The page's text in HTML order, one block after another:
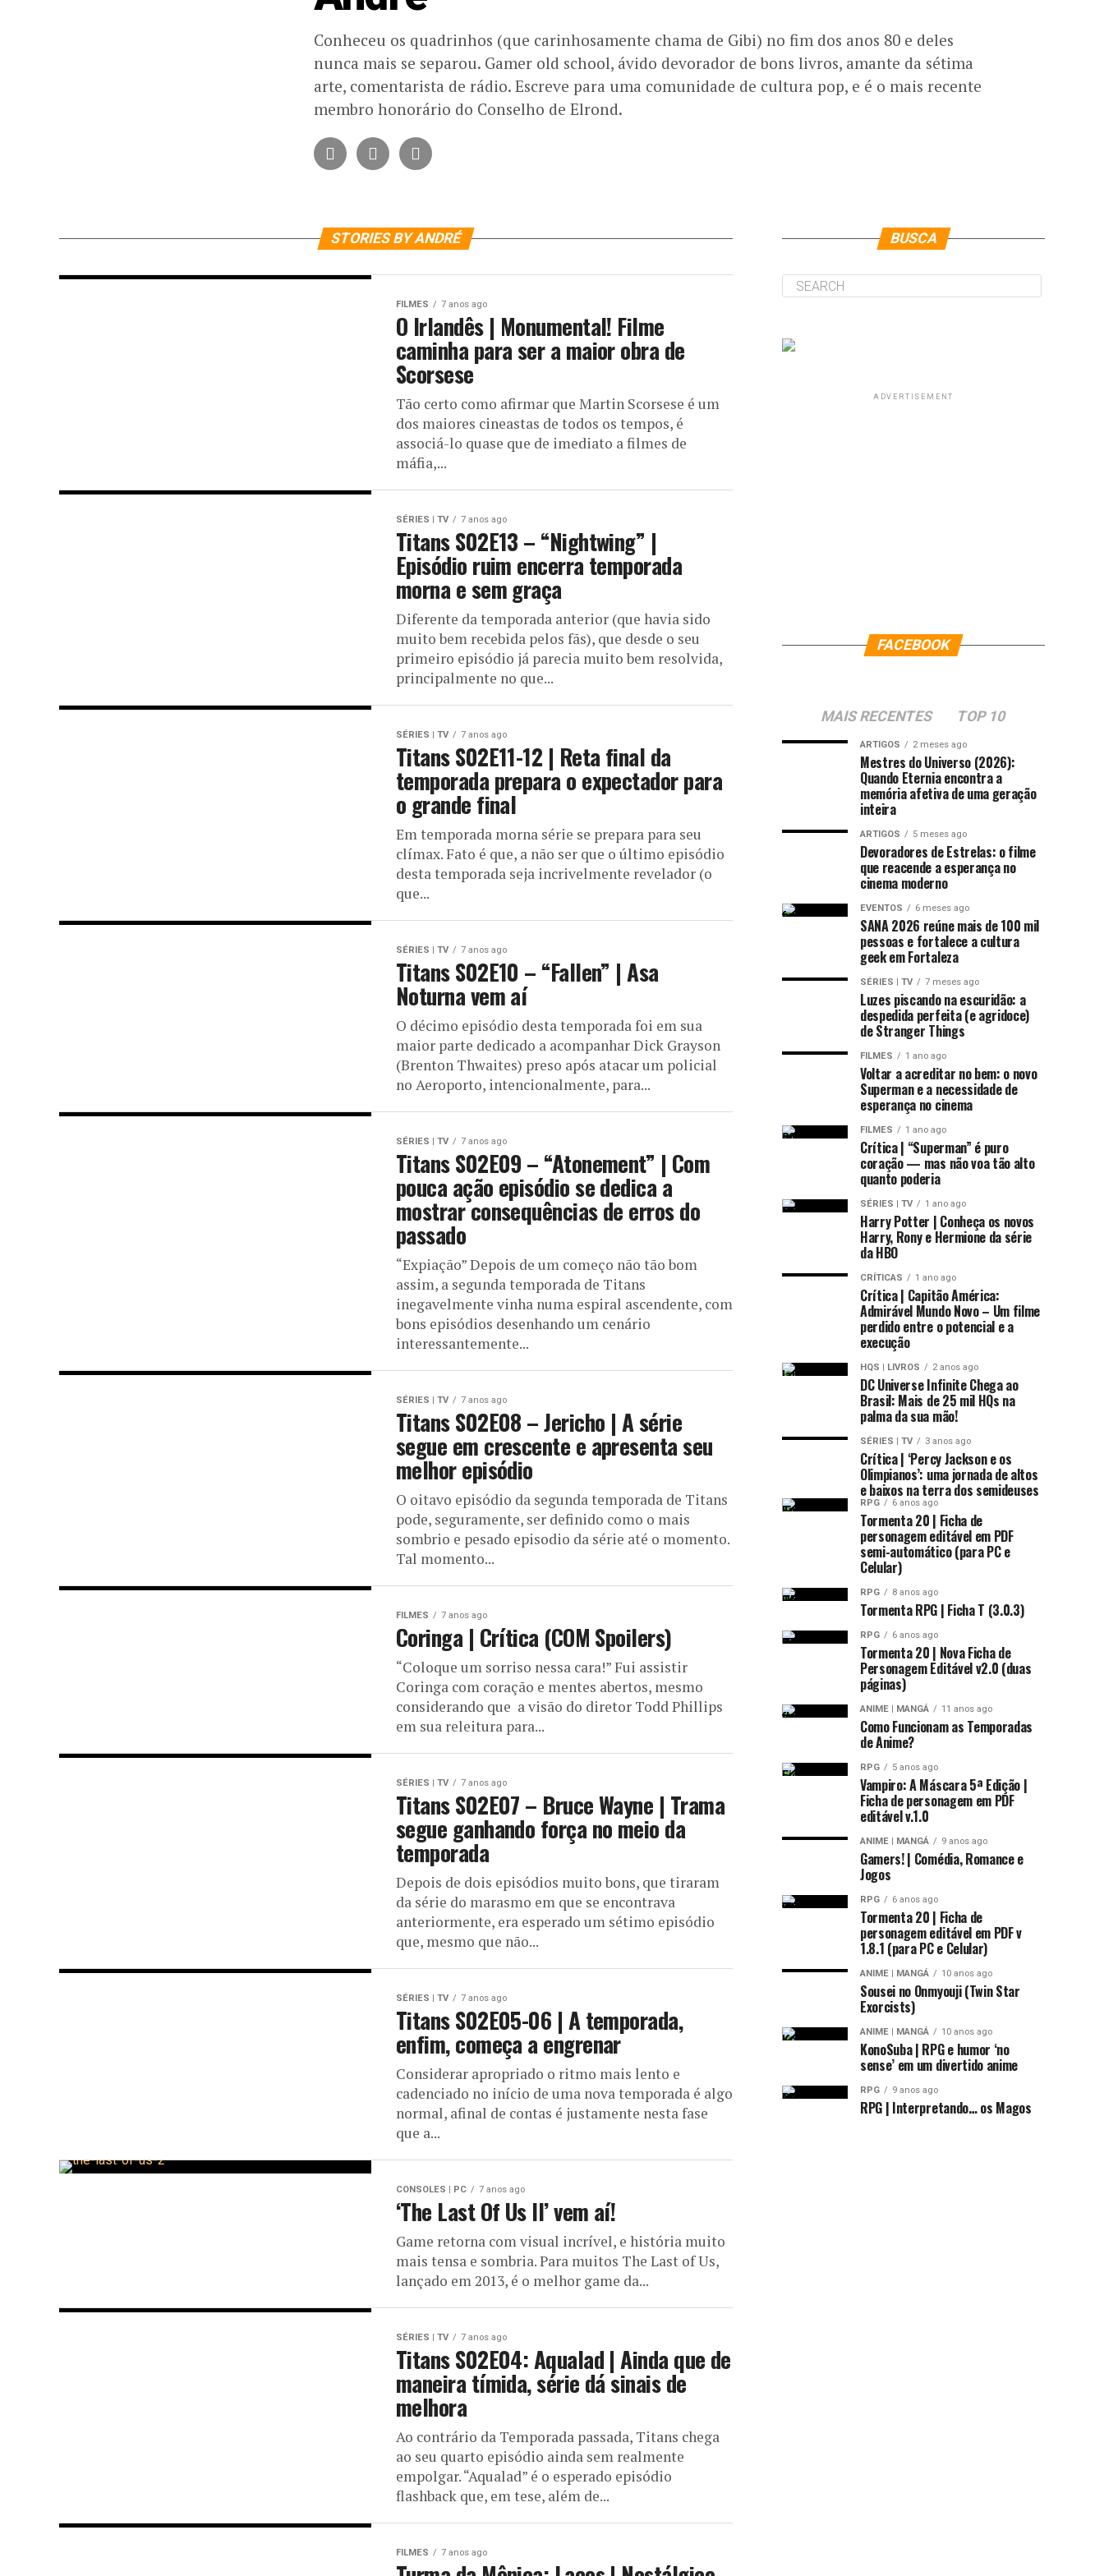
Conheceu os quadrinhos (que carinhosamente chama de Gibi) no fim dos anos 80 e deles
nunca mais se separou. Gamer old school, ávido devorador de bons livros, amante da sétima
arte, comentarista de rádio. Escreve para uma comunidade de cultura pop, e é o mais recente
membro honorário do Conselho de Elrond.
STORIES BY ANDRÉ
FILMES 7 anos ago
O Irlandês | Monumental! Filme
caminha para ser a maior obra de
Scorsese
Tão certo como afirmar que Martin Scorsese é um
dos maiores cineastas de todos os tempos, é
associá-lo quase que de imediato a filmes de
máfia,...
SÉRIES | TV 7 anos ago
Titans S02E13 – “Nightwing” |
Episódio ruim encerra temporada
morna e sem graça
Diferente da temporada anterior (que havia sido
muito bem recebida pelos fãs), que desde o seu
primeiro episódio já parecia muito bem resolvida,
principalmente no que...
SÉRIES | TV 7 anos ago
Titans S02E11-12 | Reta final da
temporada prepara o expectador para
o grande final
Em temporada morna série se prepara para seu
clímax. Fato é que, a não ser que o último episódio
desta temporada seja incrivelmente revelador (o
que...
SÉRIES | TV 7 anos ago
Titans S02E10 – “Fallen” | Asa
Noturna vem aí
O décimo episódio desta temporada foi em sua
maior parte dedicado a acompanhar Dick Grayson
(Brenton Thwaites) preso após atacar um policial
no Aeroporto, intencionalmente, para...
SÉRIES | TV 7 anos ago
Titans S02E09 – “Atonement” | Com
pouca ação episódio se dedica a
mostrar consequências de erros do
passado
“Expiação” Depois de um começo não tão bom
assim, a segunda temporada de Titans
inegavelmente vinha numa espiral ascendente, com
bons episódios desenhando um cenário
interessantemente...
SÉRIES | TV 7 anos ago
Titans S02E08 – Jericho | A série
segue em crescente e apresenta seu
melhor episódio
O oitavo episódio da segunda temporada de Titans
pode, seguramente, ser definido como o mais
sombrio e pesado episodio da série até o momento.
Tal momento...
FILMES 7 anos ago
Coringa | Crítica (COM Spoilers)
“Coloque um sorriso nessa cara!” Fui assistir
Coringa com coração e mentes abertos, mesmo
considerando que a visão do diretor Todd Phillips
em sua releitura para...
SÉRIES | TV 7 anos ago
Titans S02E07 – Bruce Wayne | Trama
segue ganhando força no meio da
temporada
Depois de dois episódios muito bons, que tiraram
da série do marasmo em que se encontrava
anteriormente, era esperado um sétimo episódio
que, mesmo que não...
SÉRIES | TV 7 anos ago
Titans S02E05-06 | A temporada,
enfim, começa a engrenar
Considerar apropriado o ritmo mais lento e
cadenciado no início de uma nova temporada é algo
normal, afinal de contas é justamente nesta fase
que a...
CONSOLES | PC 7 anos ago
‘The Last Of Us II’ vem aí!
Game retorna com visual incrível, e história muito
mais tensa e sombria. Para muitos The Last of Us,
lançado em 2013, é o melhor game da...
SÉRIES | TV 7 anos ago
Titans S02E04: Aqualad | Ainda que de
maneira tímida, série dá sinais de
melhora
Ao contrário da Temporada passada, Titans chega
ao seu quarto episódio ainda sem realmente
empolgar. “Aqualad” é o esperado episódio
flashback que, em tese, além de...
FILMES 7 anos ago
BUSCA
ADVERTISEMENT
FACEBOOK
MAIS RECENTES TOP 10
ARTIGOS 2 meses ago
Mestres do Universo (2026):
Quando Eternia encontra a
memória afetiva de uma geração
inteira
ARTIGOS 5 meses ago
Devoradores de Estrelas: o filme
que reacende a esperança no
cinema moderno
EVENTOS 6 meses ago
SANA 2026 reúne mais de 100 mil
pessoas e fortalece a cultura
geek em Fortaleza
SÉRIES | TV 7 meses ago
Luzes piscando na escuridão: a
despedida perfeita (e agridoce)
de Stranger Things
FILMES 1 ano ago
Voltar a acreditar no bem: o novo
Superman e a necessidade de
esperança no cinema
FILMES 1 ano ago
Crítica | “Superman” é puro
coração — mas não voa tão alto
quanto poderia
SÉRIES | TV 1 ano ago
Harry Potter | Conheça os novos
Harry, Rony e Hermione da série
da HBO
CRÍTICAS 1 ano ago
Crítica | Capitão América:
Admirável Mundo Novo – Um filme
perdido entre o potencial e a
execução
HQS | LIVROS 2 anos ago
DC Universe Infinite Chega ao
Brasil: Mais de 25 mil HQs na
palma da sua mão!
SÉRIES | TV 3 anos ago
Crítica | ‘Percy Jackson e os
Olimpianos’: uma jornada de altos
e baixos na terra dos semideuses
RPG 6 anos ago
Tormenta 20 | Ficha de
personagem editável em PDF
semi-automático (para PC e
Celular)
RPG 8 anos ago
Tormenta RPG | Ficha T (3.0.3)
RPG 6 anos ago
Tormenta 20 | Nova Ficha de
Personagem Editável v2.0 (duas
páginas)
ANIME | MANGÁ 11 anos ago
Como Funcionam as Temporadas
de Anime?
RPG 5 anos ago
Vampiro: A Máscara 5ª Edição |
Ficha de personagem em PDF
editável v.1.0
ANIME | MANGÁ 9 anos ago
Gamers! | Comédia, Romance e
Jogos
RPG 6 anos ago
Tormenta 20 | Ficha de
personagem editável em PDF v
1.8.1 (para PC e Celular)
ANIME | MANGÁ 10 anos ago
Sousei no Onmyouji (Twin Star
Exorcists)
ANIME | MANGÁ 10 anos ago
KonoSuba | RPG e humor ‘no
sense’ em um divertido anime
RPG 9 anos ago
RPG | Interpretando… os Magos